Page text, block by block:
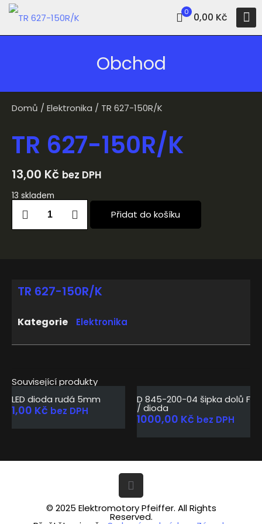
0 0,00 Kč
Obchod
Domů / Elektronika / TR 627-150R/K
TR 627-150R/K
13,00 Kč bez DPH
13 skladem
Přidat do košíku
Související produkty
LED dioda rudá 5mm
1,00 Kč bez DPH
D 845-200-04 šipka dolů F
/ dioda
1000,00 Kč bez DPH
TR 627-150R/K
Kategorie Elektronika
© 2025 Elektromotory Pfeiffer. All Rights
Reserved.